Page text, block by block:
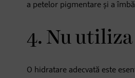
a petelor pigmentare și a
4. Nu
O hidratare adecvată este